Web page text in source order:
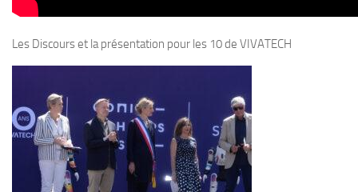
Les Discours et la présentation pour les 10 de VIVATECH